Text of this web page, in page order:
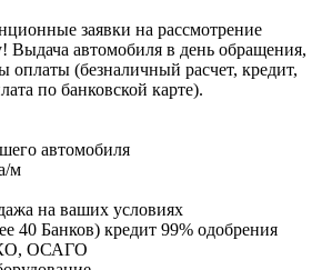
заявки на рассмотрение
Выдача автомобиля в день обращения,
оплаты (безналичный расчет, кредит,
по банковской карте).
автомобиля
м
на ваших условиях
40 Банков) кредит 99% одобрения
ОСАГО